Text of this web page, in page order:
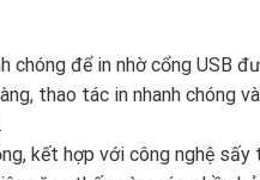
chóng để in nhờ cổng USB
thao tác in nhanh chóng
kết hợp với công nghệ